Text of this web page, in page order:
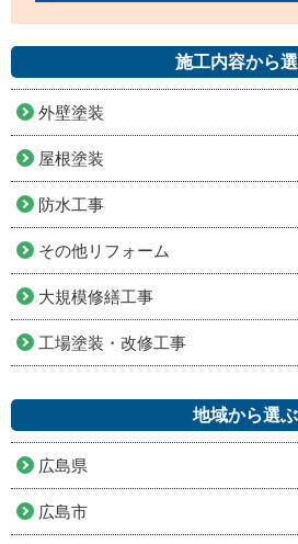
施工内容から
外壁塗装
屋根塗装
防水工事
その他リフォーム
大規模修繕工事
工場塗装・改修工事
地域から選ぶ
広島県
広島市